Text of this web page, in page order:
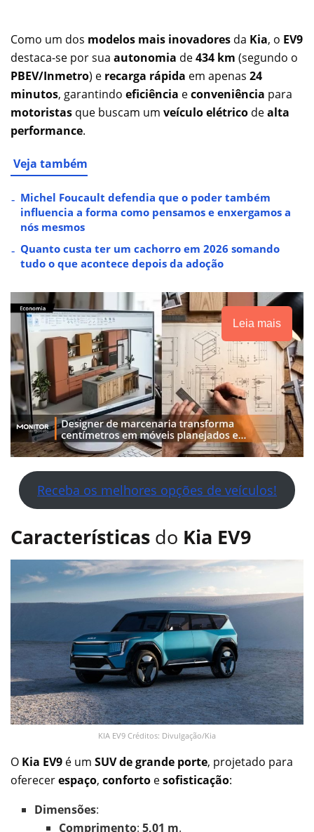
Como um dos modelos mais inovadores da Kia, o EV9
destaca-se por sua autonomia de434 km (segundo o
PBEV/Inmetro) e recarga rápida em apenas 24
minutos, garantindo eficiência econveniência para
motoristas que buscam um veículo elétrico dealta
performance.
Veja também
Michel Foucault defendia que o poder também
influencia a forma como pensamos e enxergamos a
nós mesmos
Quanto custa ter um cachorro em 2026 somando
tudo o que acontece depois da adoção
Leia mais
Receba os melhores opções de veículos!
Características do Kia EV9
KIA EV9 Créditos: Divulgação/Kia
O Kia EV9 é um SUV de grande porte, projetado para
oferecerespaço, conforto esofisticação:
Dimensões:
Comprimento: 5,01 m.